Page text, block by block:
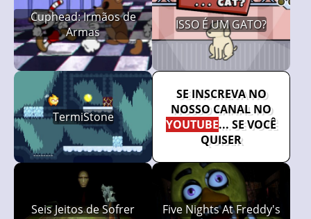
Cuphead: Irmãos de
Armas
ISSO É UM GATO?
TermiStone
SE INSCREVA NO
NOSSO CANAL NO
YOUTUBE... SE VOCÊ
QUISER
Seis Jeitos de Sofrer Five Nights At Freddy's